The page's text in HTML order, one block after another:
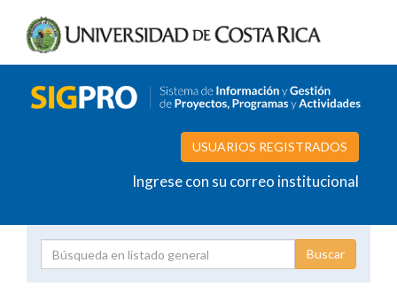
USUARIOS REGISTRADOS
Ingrese con su correo institucional